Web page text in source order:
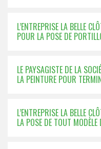
L’ENTREPRISE LA BELLE
POUR LA POSE DE
LE PAYSAGISTE DE LA
LA PEINTURE POUR
L’ENTREPRISE LA BELLE
LA POSE DE TOUT